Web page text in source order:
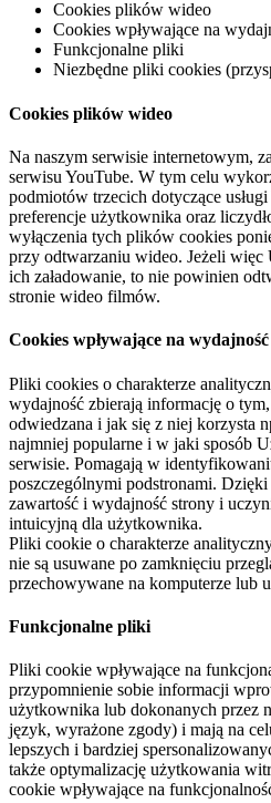
Cookies plików wideo
Cookies wpływające na
Funkcjonalne pliki
Niezbędne pliki cookies
Cookies plików wideo
Na naszym serwisie internetowym,
serwisu YouTube. W tym celu
podmiotów trzecich dotyczące
preferencje użytkownika oraz
wyłączenia tych plików cookies
przy odtwarzaniu wideo. Jeżeli
ich załadowanie, to nie powinien
stronie wideo filmów.
Cookies wpływające na wydajność
Pliki cookies o charakterze
wydajność zbierają informację o
odwiedzana i jak się z niej korzysta
najmniej popularne i w jaki sposób
serwisie. Pomagają w
poszczególnymi podstronami.
zawartość i wydajność strony i
intuicyjną dla użytkownika.
Pliki cookie o charakterze
nie są usuwane po zamknięciu
przechowywane na komputerze lub
Funkcjonalne pliki
Pliki cookie wpływające na
przypomnienie sobie informacji
użytkownika lub dokonanych przez
język, wyrażone zgody) i mają na
lepszych i bardziej
także optymalizację użytkowania
cookie wpływające na